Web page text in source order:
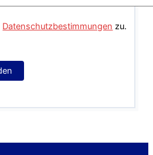
Datenschutzbestimmungen zu.